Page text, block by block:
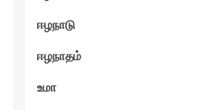
ஈழநாடு
ஈழநாதம்
உமா